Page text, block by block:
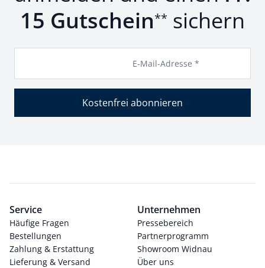
15 Gutschein** sichern
E-Mail-Adresse *
Kostenfrei abonnieren
Service
Häufige Fragen
Bestellungen
Zahlung & Erstattung
Lieferung & Versand
Unternehmen
Pressebereich
Partnerprogramm
Showroom Widnau
Über uns